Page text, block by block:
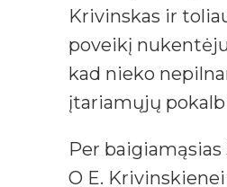
Krivinskas ir
poveikį
kad nieko
įtariamųjų
Per
O E.